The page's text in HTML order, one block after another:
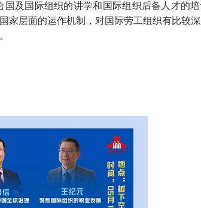
及国际组织的讲学和国际组织后备人才的培
家层面的运作机制，对国际劳工组织有比较